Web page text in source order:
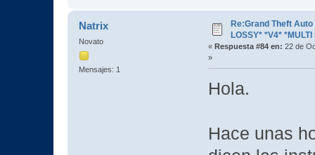
Natrix
Novato
Mensajes: 1
Re:Grand Theft
LOSSY* *V4*
« Respuesta #84 en: 22 de
»
Hola.
Hace unas